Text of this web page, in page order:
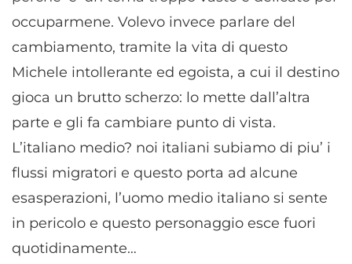
occuparmene. Volevo invece parlare del
cambiamento, tramite la vita di questo
Michele intollerante ed egoista, a cui il destino
gioca un brutto scherzo: lo mette dall’altra
parte e gli fa cambiare punto di vista.
L’italiano medio? noi italiani subiamo di piu’ i
flussi migratori e questo porta ad alcune
esasperazioni, l’uomo medio italiano si sente
in pericolo e questo personaggio esce fuori
quotidinamente…